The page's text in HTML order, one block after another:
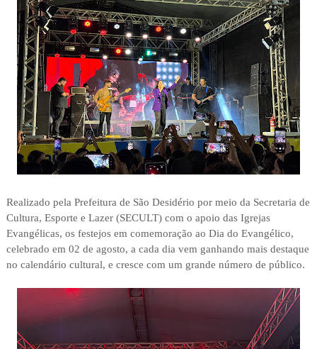
Realizado pela Prefeitura de São Desidério por meio da Secretaria de
Cultura, Esporte e Lazer (SECULT) com o apoio das Igrejas
Evangélicas, os festejos em comemoração ao Dia do Evangélico,
celebrado em 02 de agosto, a cada dia vem ganhando mais destaque
no calendário cultural, e cresce com um grande número de público.